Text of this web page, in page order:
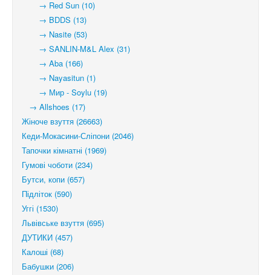
→ Red Sun (10)
→ BDDS (13)
→ Nasite (53)
→ SANLIN-M&L Alex (31)
→ Aba (166)
→ Nayasitun (1)
→ Мир - Soylu (19)
→ Allshoes (17)
Жіноче взуття (26663)
Кеди-Мокасини-Сліпони (2046)
Тапочки кімнатні (1969)
Гумові чоботи (234)
Бутси, копи (657)
Підліток (590)
Уггі (1530)
Львівське взуття (695)
ДУТИКИ (457)
Калоші (68)
Бабушки (206)